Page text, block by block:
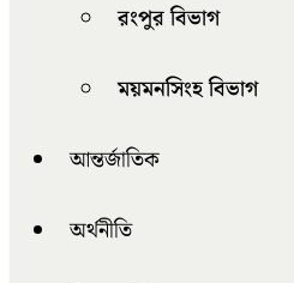
রংপুর বিভাগ
ময়মনসিংহ বিভাগ
আন্তর্জাতিক
অর্থনীতি